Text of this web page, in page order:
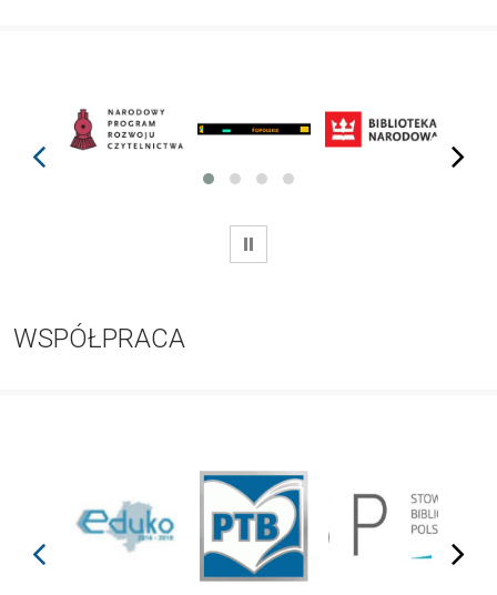
prev next
WSTRZYMAJ
WSPÓŁPRACA
prev next